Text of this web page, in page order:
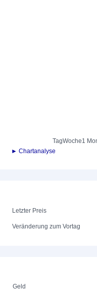
TagWoche1
► Chartanalyse
Letzter Preis
Veränderung zum Vortag
Geld